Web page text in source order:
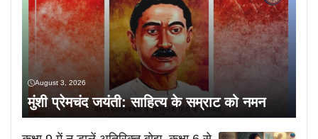
August 3, 2026
मुंशी प्रेमचंद जयंती: साहित्य के सम्राट को नमन